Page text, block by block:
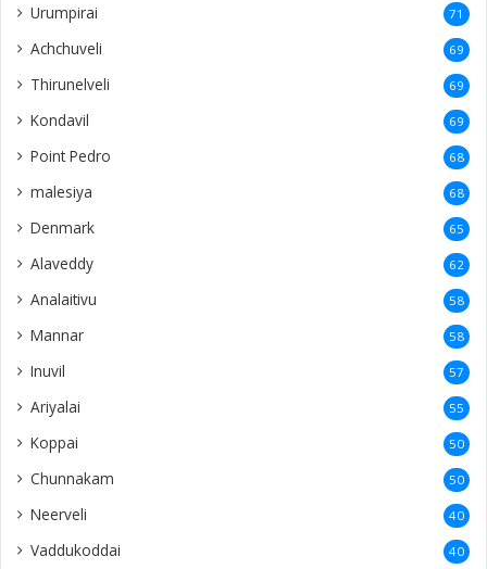
Urumpirai 71
Achchuveli 69
Thirunelveli 69
Kondavil 69
Point Pedro 68
malesiya 68
Denmark 65
Alaveddy 62
Analaitivu 58
Mannar 58
Inuvil 57
Ariyalai 55
Koppai 50
Chunnakam 50
Neerveli 40
Vaddukoddai 40